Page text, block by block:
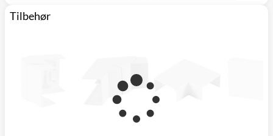
Tilbehør